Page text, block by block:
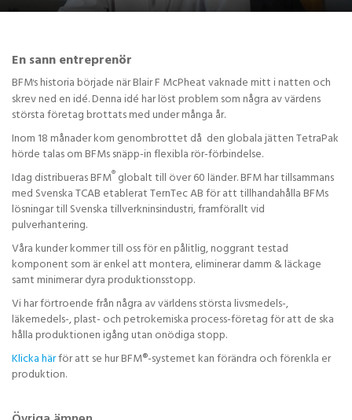
En sann entreprenör
BFM's historia började när Blair F McPheat vaknade mitt i natten och
skrev ned en idé. Denna idé har löst problem som några av värdens
största företag brottats med under många år.
Inom 18 månader kom genombrottet då den globala jätten TetraPak
hörde talas om BFMs snäpp-in flexibla rör-förbindelse.
Idag distribueras BFM® globalt till över 60 länder. BFM har tillsammans
med Svenska TCAB etablerat TernTec AB för att tillhandahålla BFMs
lösningar till Svenska tillverkninsindustri, framförallt vid
pulverhantering.
Våra kunder kommer till oss för en pålitlig, noggrant testad
komponent som är enkel att montera, eliminerar damm & läckage
samt minimerar dyra produktionsstopp.
Vi har förtroende från några av världens största livsmedels-,
läkemedels-, plast- och petrokemiska process-företag för att de ska
hålla produktionen igång utan onödiga stopp.
Klicka härför att se hur BFM®-systemet kan förändra och förenkla er
produktion.